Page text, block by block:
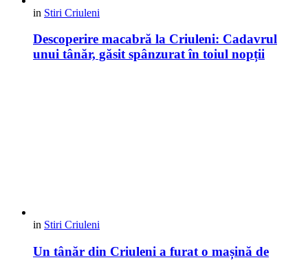
in Stiri Criuleni
Descoperire macabră la Criuleni: Cadavrul
unui tânăr, găsit spânzurat în toiul nopții
in Stiri Criuleni
Un tânăr din Criuleni a furat o mașină de